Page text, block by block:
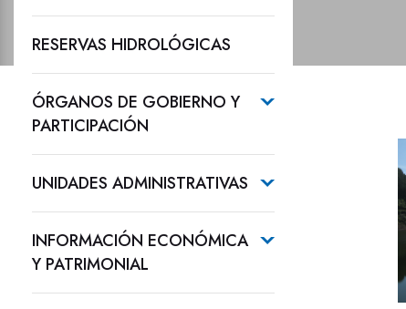
RESERVAS HIDROLÓGICAS
ÓRGANOS DE GOBIERNO Y
PARTICIPACIÓN
UNIDADES ADMINISTRATIVAS
INFORMACIÓN ECONÓMICA
Y PATRIMONIAL